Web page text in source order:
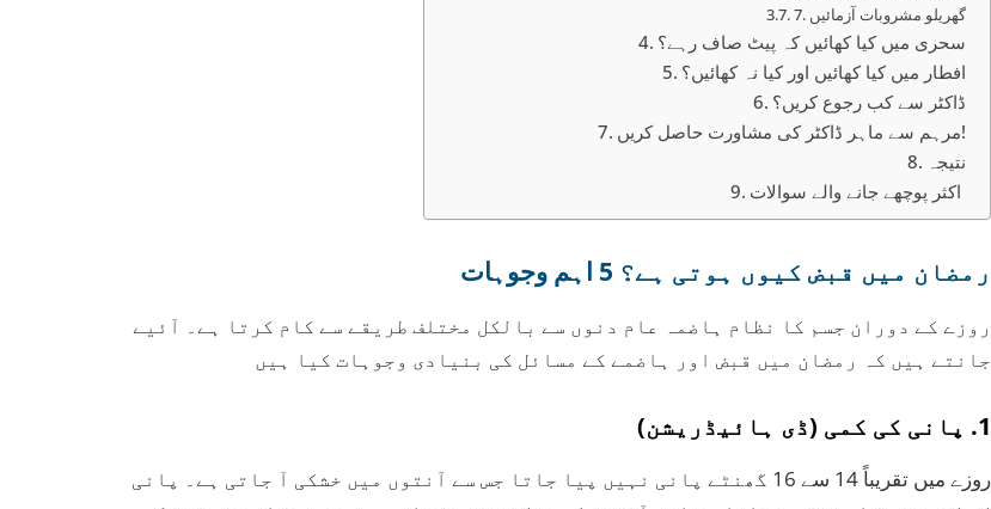
7. گھریلو مشروبات آزمائیں
سحری میں کیا کھائیں کہ پیٹ صاف رہے؟
افطار میں کیا کھائیں اور کیا نہ کھائیں؟
ڈاکٹر سے کب رجوع کریں؟
مرہم سے ماہر ڈاکٹر کی مشاورت حاصل کریں!
نتیجہ
رمضان میں قبض کیوں ہوتی ہے؟ 5 اہم وجوہات
روزے کے دوران جسم کا نظام ہاضمہ عام دنوں سے بالکل مختلف طریقے سے کام کرتا ہے۔ آئیے
جانتے ہیں کہ رمضان میں قبض اور ہاضمے کے مسائل کی بنیادی وجوہات کیا ہیں
1. پانی کی کمی (ڈی ہائیڈریشن)
روزے میں تقریباً 14 سے 16 گھنٹے پانی نہیں پیا جاتا جس سے آنتوں میں خشکی آ جاتی ہے۔ پانی